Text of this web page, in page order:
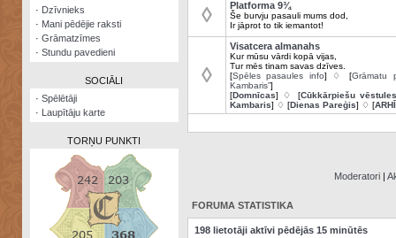
Arhīvs
Zināšanu
· Dzīvnieks
· Mani pēdējie raksti
· Grāmatzīmes
· Stundu pavedieni
SOCIĀLI
· Spēlētāji
· Laupītāju karte
TORŅU PUNKTI
◊ Platforma 9¾
Še burvju pasauli mums dod,
Ir jāprot to tik iemantot!
◊
Visatcera almanahs
Kur mūsu vārdi kopā vijas,
Tur mēs tinam savas dzīves.
[Spēles pasaules info] ♢ [Grāmatu
Kambaris”]
[Domnīcas] ♢ [Cūkkārpiešu vēstules
Kambaris] ♢ [Dienas Pareģis] ♢ [
Moderatori |
FORUMA STATISTIKA
198 lietotāji aktīvi pēdējās 15 minūtēs